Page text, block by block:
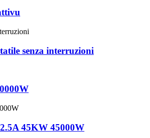
senza interruzioni
45KW 45000W